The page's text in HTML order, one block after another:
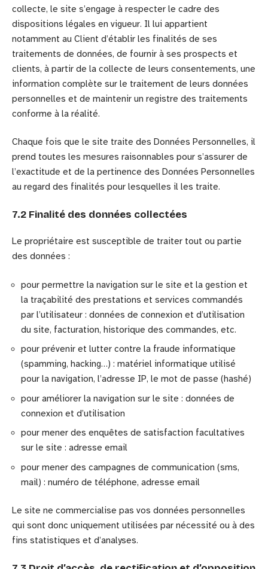
collecte, le site s’engage à respecter le cadre des
dispositions légales en vigueur. Il lui appartient
notamment au Client d’établir les finalités de ses
traitements de données, de fournir à ses prospects et
clients, à partir de la collecte de leurs consentements, une
information complète sur le traitement de leurs données
personnelles et de maintenir un registre des traitements
conforme à la réalité.
Chaque fois que le site traite des Données Personnelles, il
prend toutes les mesures raisonnables pour s’assurer de
l’exactitude et de la pertinence des Données Personnelles
au regard des finalités pour lesquelles il les traite.
7.2 Finalité des données collectées
Le propriétaire est susceptible de traiter tout ou partie
des données :
pour permettre la navigation sur le site et la gestion et
la traçabilité des prestations et services commandés
par l’utilisateur : données de connexion et d’utilisation
du site, facturation, historique des commandes, etc.
pour prévenir et lutter contre la fraude informatique
(spamming, hacking…) : matériel informatique utilisé
pour la navigation, l’adresse IP, le mot de passe (hashé)
pour améliorer la navigation sur le site : données de
connexion et d’utilisation
pour mener des enquêtes de satisfaction facultatives
sur le site : adresse email
pour mener des campagnes de communication (sms,
mail) : numéro de téléphone, adresse email
Le site ne commercialise pas vos données personnelles
qui sont donc uniquement utilisées par nécessité ou à des
fins statistiques et d’analyses.